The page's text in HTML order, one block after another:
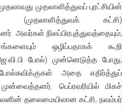
முதலாளித்துவப் புரட்சியின்
(முதலாளித்துவக் கட்சி)
அவர்கள் நிலப்பிரபுத்துவத்தையும்,
ஒழிப்பதாகக் கூறி
போல்) முன்னெடுத்த போது,
அதை எதிர்த்துப்
பெப்ரவரியில் மிகச்
தலைமையிலான கட்சி, நவம்பர்